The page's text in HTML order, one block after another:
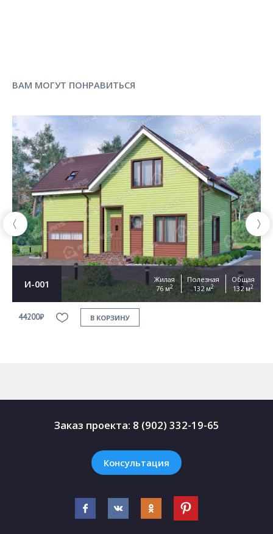
ВАМ МОГУТ ПОНРАВИТЬСЯ
И-001
Жилая
76 м2
Полезная
132 м2
Общая
132 м2
44200₽ В КОРЗИНУ
Заказ проекта: 8 (902) 332-19-65
Консультация